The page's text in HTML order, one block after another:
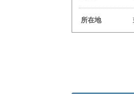
所在地